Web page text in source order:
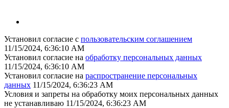
Установил согласие с пользовательским соглашением
11/15/2024, 6:36:10 AM
Установил согласие на обработку персональных данных
11/15/2024, 6:36:10 AM
Установил согласие на распространение персональных
данных 11/15/2024, 6:36:23 AM
Условия и запреты на обработку моих персональных данных
не устанавливаю 11/15/2024, 6:36:23 AM